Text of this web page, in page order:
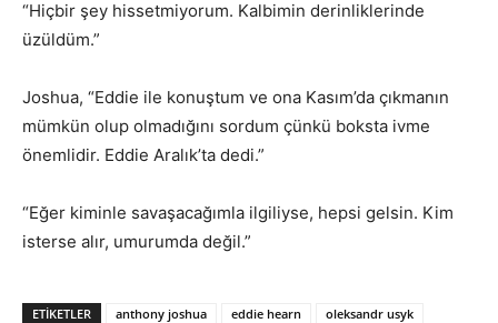
“Hiçbir şey hissetmiyorum. Kalbimin derinliklerinde
üzüldüm.”
Joshua, “Eddie ile konuştum ve ona Kasım’da çıkmanın
mümkün olup olmadığını sordum çünkü boksta ivme
önemlidir. Eddie Aralık’ta dedi.”
“Eğer kiminle savaşacağımla ilgiliyse, hepsi gelsin. Kim
isterse alır, umurumda değil.”
ETIKETLER anthony joshua eddie hearn oleksandr usyk